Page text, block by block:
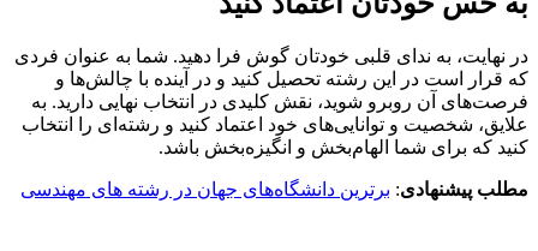
در نهایت، به ندای قلبی خودتان گوش فرا دهید. شما به عنوان فردی
که قرار است در این رشته تحصیل کنید و در آینده با چالش‌ها و
فرصت‌های آن روبرو شوید، نقش کلیدی در انتخاب نهایی دارید. به
علایق، شخصیت و توانایی‌های خود اعتماد کنید و رشته‌ای را انتخاب
کنید که برای شما الهام‌بخش و انگیزه‌بخش باشد.
مطلب پیشنهادی: برترین دانشگاه‌های جهان در رشته های مهندسی